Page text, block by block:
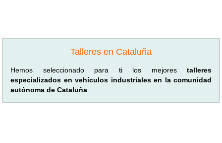
Talleres en Cataluña
Hemos seleccionado para ti los mejores talleres
especializados en vehículos industriales en la comunidad
autónoma de Cataluña